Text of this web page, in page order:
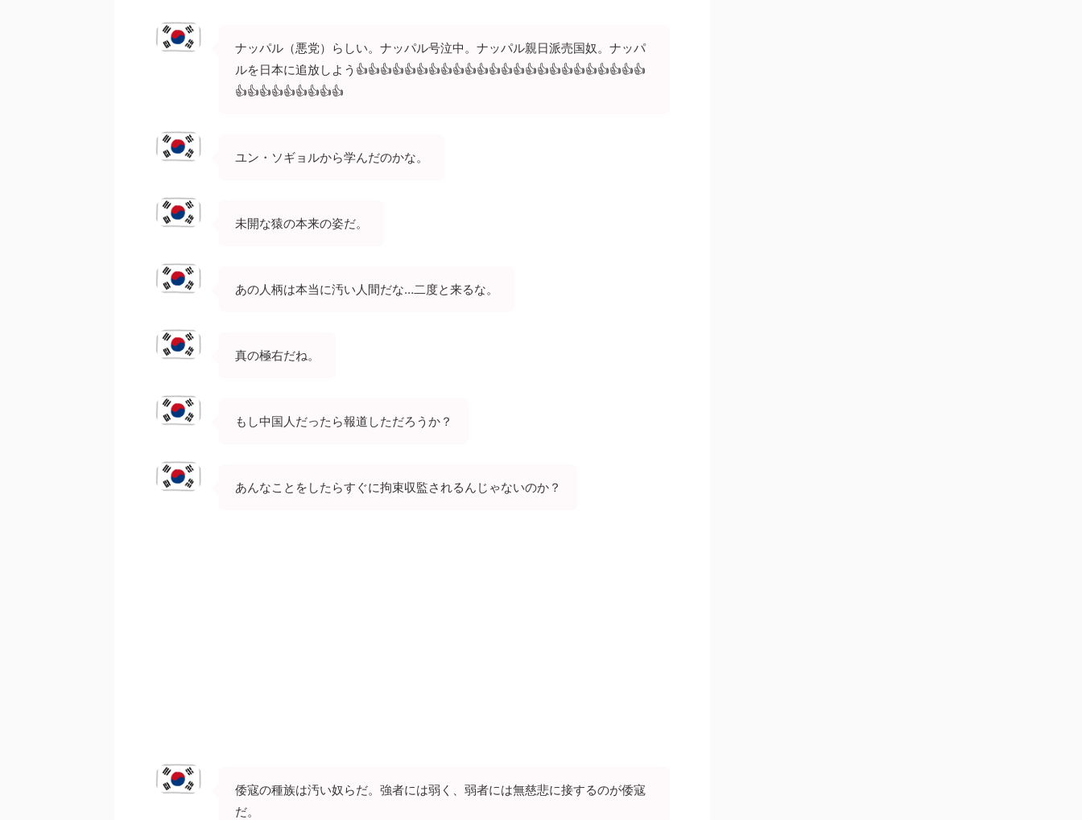
ナッパル（悪党）らしい。ナッパル号泣中。ナッパル親日派売国奴。ナッパ
ルを日本に追放しよう👍👍👍👍👍👍👍👍👍👍👍👍👍👍👍👍👍👍👍👍👍👍👍👍
👍👍👍👍👍👍👍👍👍
ユン・ソギョルから学んだのかな。
未開な猿の本来の姿だ。
あの人柄は本当に汚い人間だな…二度と来るな。
真の極右だね。
もし中国人だったら報道しただろうか？
あんなことをしたらすぐに拘束収監されるんじゃないのか？
倭寇の種族は汚い奴らだ。強者には弱く、弱者には無慈悲に接するのが倭寇
だ。